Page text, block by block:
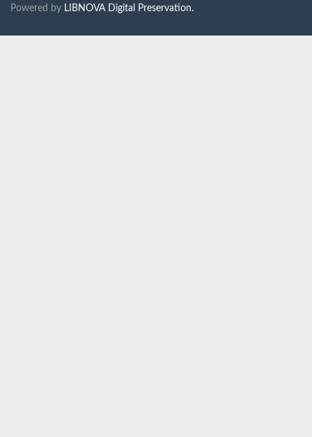
Powered by LIBNOVA Digital Preservation.